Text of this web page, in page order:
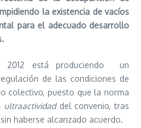
la existencia de vacíos
para el adecuado desarrollo
2012 está produciendo un
de las condiciones de
colectivo, puesto que la norma
ultraactividaddel convenio, tras
haberse alcanzado acuerdo.